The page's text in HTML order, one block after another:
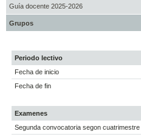
Guía docente 2025-2026
Grupos
Periodo lectivo
Fecha de inicio
Fecha de fin
Examenes
Segunda convocatoria segon cuatrimestre